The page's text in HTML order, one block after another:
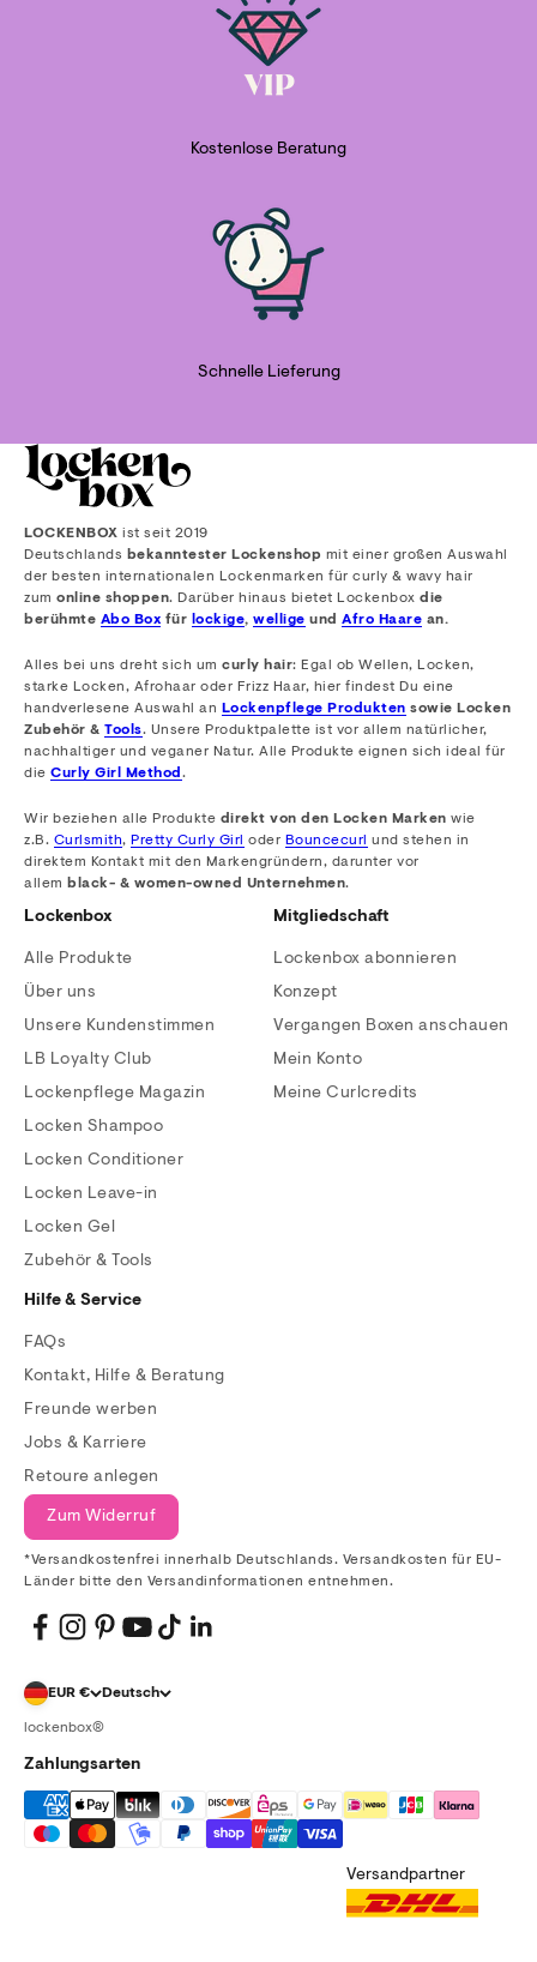
Kostenlose Beratung
Schnelle Lieferung
LOCKENBOX ist seit 2019
Deutschlands bekanntester Lockenshop mit einer großen Auswahl
der besten internationalen Lockenmarken für curly & wavy hair
zum online shoppen. Darüber hinaus bietet Lockenbox die
berühmte Abo Box für lockige, wellige und Afro Haare an.
Alles bei uns dreht sich um curly hair: Egal ob Wellen, Locken,
starke Locken, Afrohaar oder Frizz Haar, hier findest Du eine
handverlesene Auswahl an Lockenpflege Produkten sowie Locken
Zubehör & Tools. Unsere Produktpalette ist vor allem natürlicher,
nachhaltiger und veganer Natur. Alle Produkte eignen sich ideal für
die Curly Girl Method .
Wir beziehen alle Produkte direkt von den Locken Marken wie
z.B. Curlsmith, Pretty Curly Girl oder Bouncecurl und stehen in
direktem Kontakt mit den Markengründern, darunter vor
allem black- & women-owned Unternehmen.
Lockenbox
Alle Produkte
Über uns
Unsere Kundenstimmen
LB Loyalty Club
Lockenpflege Magazin
Locken Shampoo
Locken Conditioner
Locken Leave-in
Locken Gel
Zubehör & Tools
Mitgliedschaft
Lockenbox abonnieren
Konzept
Vergangen Boxen anschauen
Mein Konto
Meine Curlcredits
Hilfe & Service
FAQs
Kontakt, Hilfe & Beratung
Freunde werben
Jobs & Karriere
Retoure anlegen
Zum Widerruf
*Versandkostenfrei innerhalb Deutschlands. Versandkosten für EU-
Länder bitte den Versandinformationen entnehmen.
EUR € Deutsch
lockenbox®
Zahlungsarten
Versandpartner